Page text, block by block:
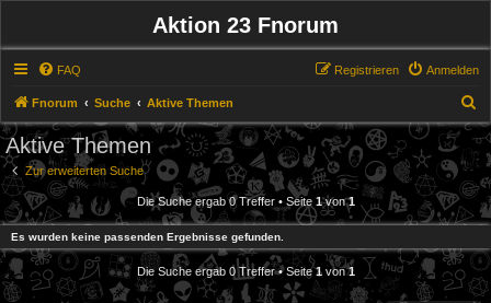
Aktion 23 Fnorum
FAQ Anmelden
Registrieren
Fnorum Suche Aktive Themen
u
h
e
Aktive Themen
Zur erweiterten Suche
Die Suche ergab 0 Treffer • Seite 1von1
Es wurden keine passenden Ergebnisse gefunden.
Die Suche ergab 0 Treffer • Seite1von1